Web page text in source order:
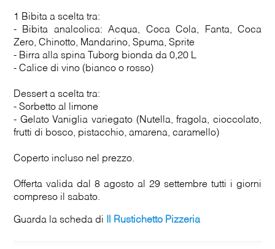
1 Bibita a scelta tra:
- Bibita analcolica: Acqua, Coca Cola, Fanta, Coca
Zero, Chinotto, Mandarino, Spuma, Sprite
- Birra alla spina Tuborg bionda da 0,20 L
- Calice di vino (bianco o rosso)
Dessert a scelta tra:
- Sorbetto al limone
- Gelato Vaniglia variegato (Nutella, fragola, cioccolato,
frutti di bosco, pistacchio, amarena, caramello)
Coperto incluso nel prezzo.
Offerta valida dal 8 agosto al 29 settembre tutti i giorni
compreso il sabato.
Guarda la scheda di Il Rustichetto Pizzeria